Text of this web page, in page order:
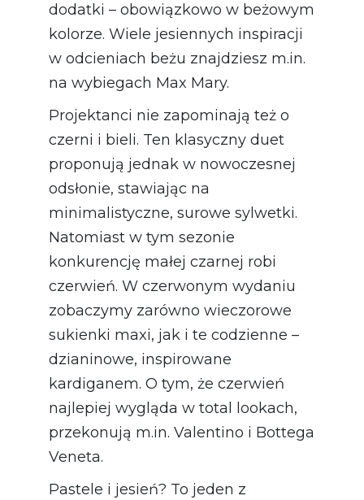
dodatki – obowiązkowo w beżowym
kolorze. Wiele jesiennych inspiracji
w odcieniach beżu znajdziesz m.in.
na wybiegach Max Mary.
Projektanci nie zapominają też o
czerni i bieli. Ten klasyczny duet
proponują jednak w nowoczesnej
odsłonie, stawiając na
minimalistyczne, surowe sylwetki.
Natomiast w tym sezonie
konkurencję małej czarnej robi
czerwień. W czerwonym wydaniu
zobaczymy zarówno wieczorowe
sukienki maxi, jak i te codzienne –
dzianinowe, inspirowane
kardiganem. O tym, że czerwień
najlepiej wygląda w total lookach,
przekonują m.in. Valentino i Bottega
Veneta.
Pastele i jesień? To jeden z